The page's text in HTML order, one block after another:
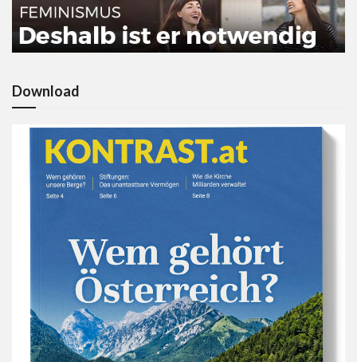
Download